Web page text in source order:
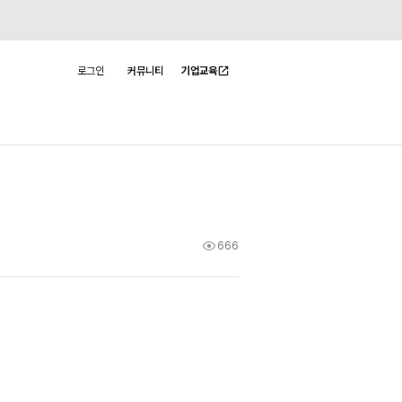
로그인 커뮤니티 기업교육
666